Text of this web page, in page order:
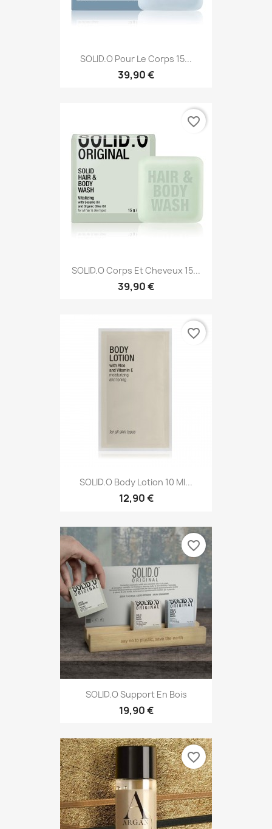
SOLID.O Pour Le Corps 15...
39,90 €
SOLID.O Corps Et Cheveux 15...
39,90 €
favorite_border
SOLID.O Body Lotion 10 Ml...
12,90 €
favorite_border
SOLID.O Support En Bois
19,90 €
favorite_border
favorite_border